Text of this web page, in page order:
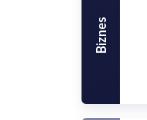
Biznes